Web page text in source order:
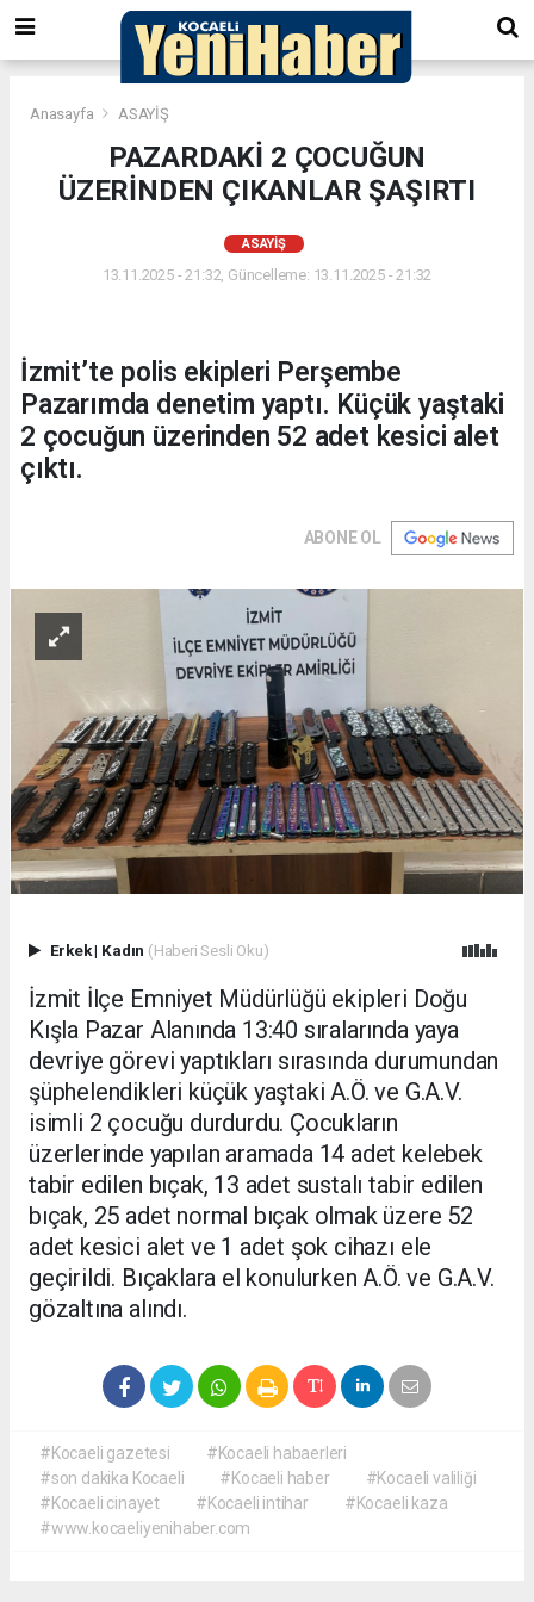
Anasayfa ASAYİŞ
PAZARDAKİ 2 ÇOCUĞUN
ÜZERİNDEN ÇIKANLAR ŞAŞIRTI
ASAYİŞ
13.11.2025 - 21:32, Güncelleme: 13.11.2025 - 21:32
İzmit’te polis ekipleri Perşembe
Pazarımda denetim yaptı. Küçük yaştaki
2 çocuğun üzerinden 52 adet kesici alet
çıktı.
ABONE OL
Erkek| Kadın (Haberi Sesli Oku)
İzmit İlçe Emniyet Müdürlüğü ekipleri Doğu
Kışla Pazar Alanında 13:40 sıralarında yaya
devriye görevi yaptıkları sırasında durumundan
şüphelendikleri küçük yaştaki A.Ö. ve G.A.V.
isimli 2 çocuğu durdurdu. Çocukların
üzerlerinde yapılan aramada 14 adet kelebek
tabir edilen bıçak, 13 adet sustalı tabir edilen
bıçak, 25 adet normal bıçak olmak üzere 52
adet kesici alet ve 1 adet şok cihazı ele
geçirildi. Bıçaklara el konulurken A.Ö. ve G.A.V.
gözaltına alındı.
#Kocaeli gazetesi
#Kocaeli habaerleri
#son dakika Kocaeli
#Kocaeli haber
#Kocaeli valiliği
#Kocaeli cinayet
#Kocaeli intihar
#Kocaeli kaza
#www.kocaeliyenihaber.com